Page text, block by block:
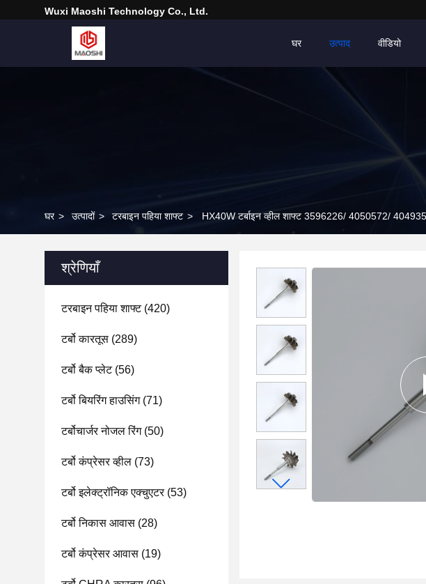
Wuxi Maoshi Technology Co., Ltd.
घर उत्पाद वीडियो
घर > उत्पादों > टरबाइन पहिया शाफ्ट > HX40W टर्बाइन व्हील शाफ्ट 3596226/ 4050572/
श्रेणियाँ
टरबाइन पहिया शाफ्ट(420)
टर्बो कारतूस (289)
टर्बो बैक प्लेट(56)
टर्बो बियरिंग हाउसिंग(71)
टर्बोचार्जर नोजल रिंग(50)
टर्बो कंप्रेसर व्हील (73)
टर्बो इलेक्ट्रॉनिक एक्चुएटर(53)
टर्बो निकास आवास (28)
टर्बो कंप्रेसर आवास (19)